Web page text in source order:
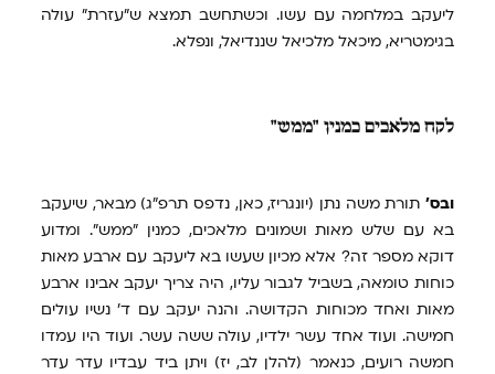
ליעקב במלחמה עם עשו. וכשתחשב תמצא ש"עזרת" עולה
בגימטריא, מיכאל מלכיאל שננדיאל, ונפלא.
לקח מלאכים כמנין "ממש"
ובס' תורת משה נתן (יונגריז, כאן, נדפס תרפ"ג) מבאר, שיעקב
בא עם שלש מאות ושמונים מלאכים, כמנין "ממש". ומדוע
דוקא מספר זה? אלא מכיון שעשו בא ליעקב עם ארבע מאות
כוחות טומאה, בשביל לגבור עליו, היה צריך יעקב אבינו ארבע
מאות ואחד מכוחות הקדושה. והנה יעקב עם ד' נשיו עולים
חמישה. ועוד אחד עשר ילדיו, עולה ששה עשר. ועוד היו עמדו
חמשה רועים, כנאמר (להלן לב, יז) ויתן ביד עבדיו עדר עדר